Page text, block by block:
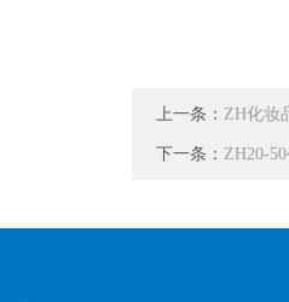
上一条： ZH化妆
下一条： ZH20-